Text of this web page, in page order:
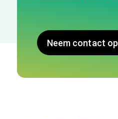
Neem contact op